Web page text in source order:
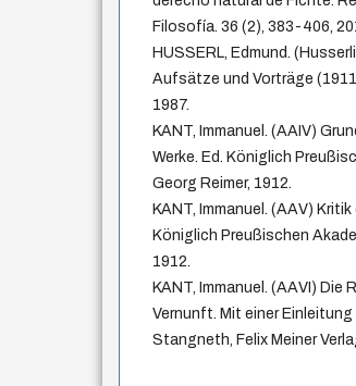
Filosofía. 36 (2), 383-406,
HUSSERL, Edmund.
Aufsätze und Vorträge
1987.
KANT, Immanuel. (AAIV)
Werke. Ed. Königlich
Georg Reimer, 1912.
KANT, Immanuel. (AAV)
Königlich Preußischen
1912.
KANT, Immanuel. (AAVI) Die
Vernunft. Mit einer
Stangneth, Felix Meiner